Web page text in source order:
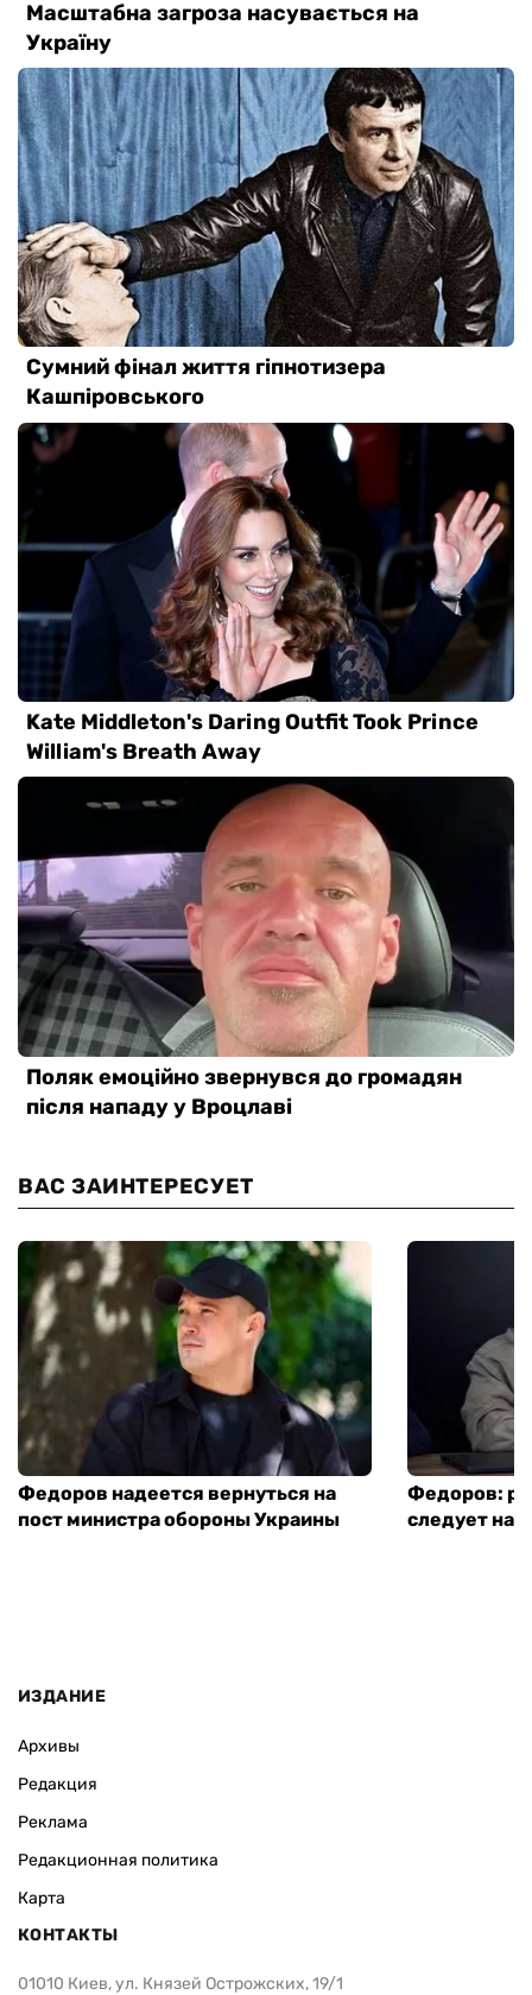
ВАС ЗАИНТЕРЕСУЕТ
Федоров надеется вернуться на
пост министра обороны Украины
Федоров:
следует
ИЗДАНИЕ
Архивы
Редакция
Реклама
Редакционная политика
Карта
КОНТАКТЫ
01010 Киев, ул. Князей Острожских, 19/1